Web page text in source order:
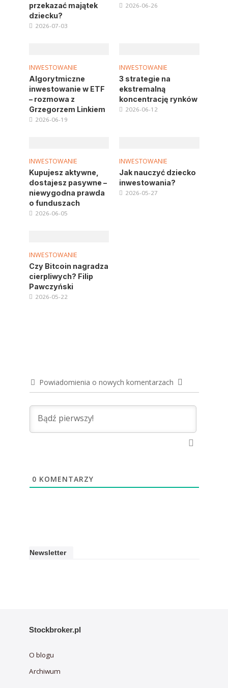
przekazać majątek
dziecku?
2026-07-03
2026-06-26
INWESTOWANIE
Algorytmiczne
inwestowanie w ETF
– rozmowa z
Grzegorzem Linkiem
2026-06-19
INWESTOWANIE
3 strategie na
ekstremalną
koncentrację rynków
2026-06-12
INWESTOWANIE
Kupujesz aktywne,
dostajesz pasywne –
niewygodna prawda
o funduszach
2026-06-05
INWESTOWANIE
Jak nauczyć dziecko
inwestowania?
2026-05-27
INWESTOWANIE
Czy Bitcoin nagradza
cierpliwych? Filip
Pawczyński
2026-05-22
Powiadomienia o nowych komentarzach
0 KOMENTARZY
Newsletter
Stockbroker.pl
O blogu
Archiwum